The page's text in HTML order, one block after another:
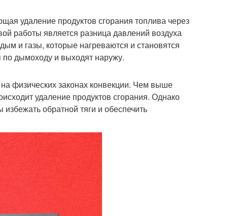
удаление продуктов сгорания топлива через
работы является разница давлений воздуха
и газы, которые нагреваются и становятся
дымоходу и выходят наружу.
физических законах конвекции. Чем выше
удаление продуктов сгорания. Однако
обратной тяги и обеспечить